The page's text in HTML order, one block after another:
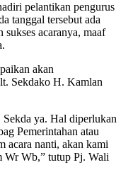
pelantikan pengurus
tanggal tersebut ada
sukses acaranya, maaf
akan
Sekdako H. Kamlan
ya. Hal diperlukan
Pemerintahan atau
acara nanti, akan kami
Wr Wb,” tutup Pj. Wali